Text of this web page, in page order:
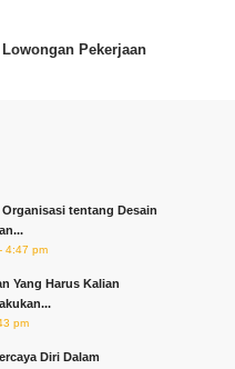
Lowongan Pekerjaan
tentang Desain
4:47 pm
Yang Harus Kalian
pm
Diri Dalam